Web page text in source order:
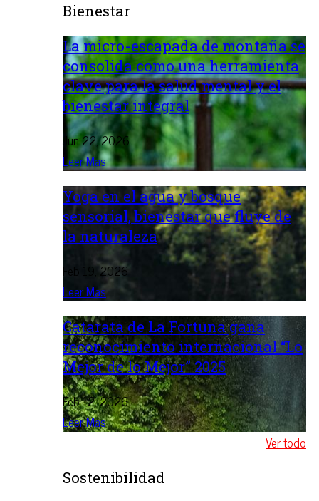
Bienestar
La micro-escapada de montaña se
consolida como una herramienta
clave para la salud mental y el
bienestar integral
Jun 22, 2026
Leer Mas
Yoga en el agua y bosque
sensorial, bienestar que fluye de
la naturaleza
Feb 19, 2026
Leer Mas
Catarata de La Fortuna gana
reconocimiento internacional “Lo
Mejor de lo Mejor” 2025
Feb 12, 2026
Leer Mas
Ver todo
Sostenibilidad